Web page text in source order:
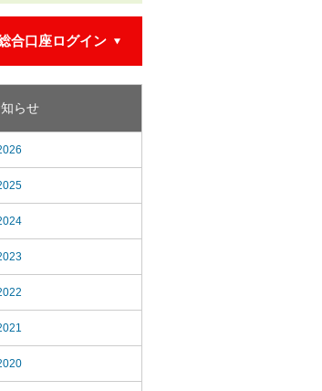
合口座ログイン
らせ